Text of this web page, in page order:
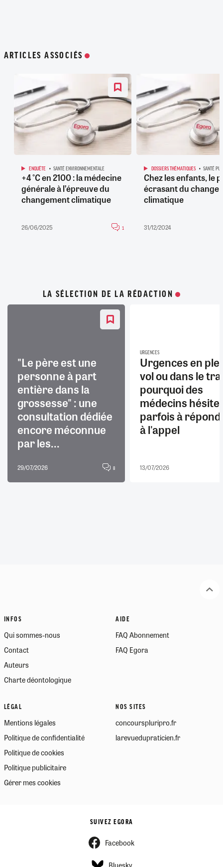
ARTICLES ASSOCIÉS
ENQUÊTE SANTÉ ENVIRONNEMENTALE
+4 °C en 2100 : la médecine
générale à l’épreuve du
changement climatique
26/06/2025 1
DOSSIERS THÉMATIQUES SANTÉ
Chez les enfants, le
écrasant du
climatique
31/12/2024
LA SÉLECTION DE LA RÉDACTION
"Le père est une
personne à part
entière dans la
grossesse" : une
consultation dédiée
encore méconnue
par les...
29/07/2026 8
URGENCES
Urgences en
vol ou dans le
pourquoi des
médecins
parfois à
à l'appel
13/07/2026
INFOS
Qui sommes-nous
Contact
Auteurs
Charte déontologique
AIDE
FAQ Abonnement
FAQ Egora
LÉGAL
Mentions légales
Politique de confidentialité
Politique de cookies
Politique publicitaire
Gérer mes cookies
NOS SITES
concourspluripro.fr
larevuedupraticien.fr
SUIVEZ EGORA
Facebook